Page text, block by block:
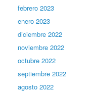
febrero 2023
enero 2023
diciembre 2022
noviembre 2022
octubre 2022
septiembre 2022
agosto 2022